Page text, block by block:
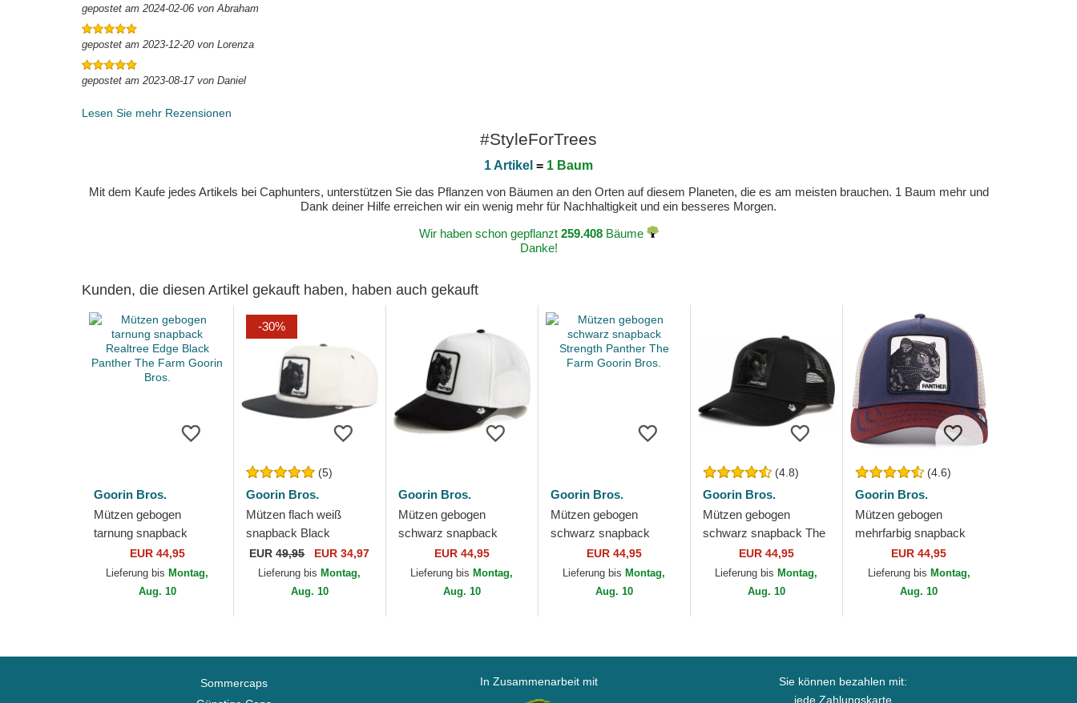
gepostet am 2024-02-06 von Abraham
gepostet am 2023-12-20 von Lorenza
gepostet am 2023-08-17 von Daniel
Lesen Sie mehr Rezensionen
#StyleForTrees
1 Artikel = 1 Baum
Mit dem Kaufe jedes Artikels bei Caphunters, unterstützen Sie das Pflanzen von Bäumen an den Orten auf diesem Planeten, die es am meisten brauchen. 1 Baum mehr und
Dank deiner Hilfe erreichen wir ein wenig mehr für Nachhaltigkeit und ein besseres Morgen.
Wir haben schon gepflanzt 259.408Bäume
Danke!
Kunden, die diesen Artikel gekauft haben, haben auch gekauft
Goorin Bros.
Mützen gebogen
tarnung snapback
Realtree Edge Black
Panther The Farm
Goorin Bros.
EUR 44,95
Lieferung bis Montag,
Aug. 10
-30%
(5)
Goorin Bros.
Mützen flach weiß
snapback Black
Panther Stealth Explorer
The Farm Flats The
Farm Goorin Bros.
EUR49,95 EUR 34,97
Lieferung bis Montag,
Aug. 10
Goorin Bros.
Mützen gebogen
schwarz snapback
Microsuede Black
Panther The Farm
Goorin Bros.
EUR 44,95
Lieferung bis Montag,
Aug. 10
Goorin Bros.
Mützen gebogen
schwarz snapback
Strength Panther The
Farm Goorin Bros.
EUR 44,95
Lieferung bis Montag,
Aug. 10
(4.8)
Goorin Bros.
Mützen gebogen
schwarz snapback The
Black Panther Core
Combo The Farm
Goorin Bros.
EUR 44,95
Lieferung bis Montag,
Aug. 10
(4.6)
Goorin Bros.
Mützen gebogen
mehrfarbig snapback
The Panther The Farm
Goorin Bros.
EUR 44,95
Lieferung bis Montag,
Aug. 10
Sommercaps
In Zusammenarbeit mit
Sie können bezahlen mit:
jede Zahlungskarte